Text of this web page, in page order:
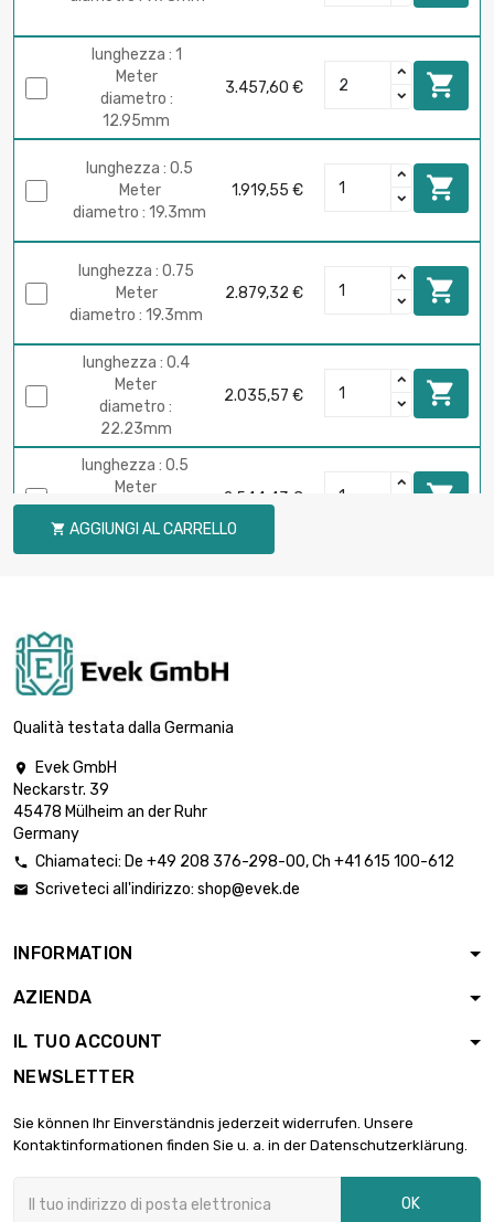
lunghezza : 1
Meter
diametro :
12.95mm
3.457,60 € 
lunghezza : 0.5
Meter
diametro : 19.3mm
1.919,55 € 
lunghezza : 0.75
Meter
diametro : 19.3mm
2.879,32 € 
lunghezza : 0.4
Meter
diametro :
22.23mm
2.035,57 € 
lunghezza : 0.5
Meter
diametro :
22.23mm
2.544,43 € 
lunghezza : 0.4
25.65mm
lunghezza : 0.5
diametro :
lunghezza : 0.2
lunghezza : 0.3
diametro : 32mm
lunghezza : 0.2
diametro :
38.35mm
3.031,09 €
Meter
 AGGIUNGI AL CARRELLO
Qualità testata dalla Germania

Evek GmbH
Neckarstr. 39
45478 Mülheim an der Ruhr
Germany
 Chiamateci: De +49 208 376-298-00, Ch +41 615 100-612
 Scriveteci all'indirizzo: shop@evek.de
INFORMATION
AZIENDA
IL TUO ACCOUNT
NEWSLETTER
Sie können Ihr Einverständnis jederzeit widerrufen. Unsere
Kontaktinformationen finden Sie u. a. in der Datenschutzerklärung.
OK